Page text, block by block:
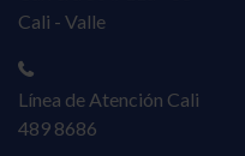
Cali - Valle
Línea de Atención Cali
489 8686